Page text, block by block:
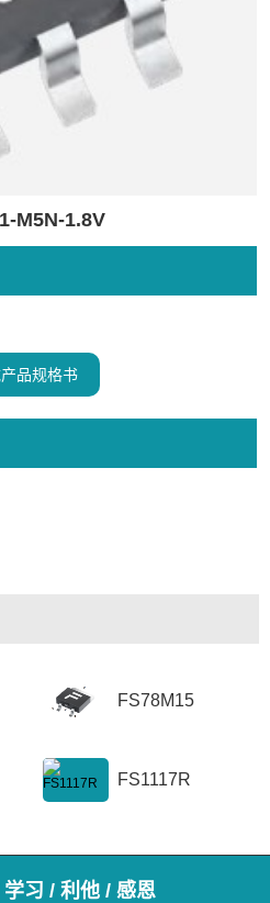
M5N-1.8V
品规格书
FS78M15
FS1117R
习 / 利他 / 感恩